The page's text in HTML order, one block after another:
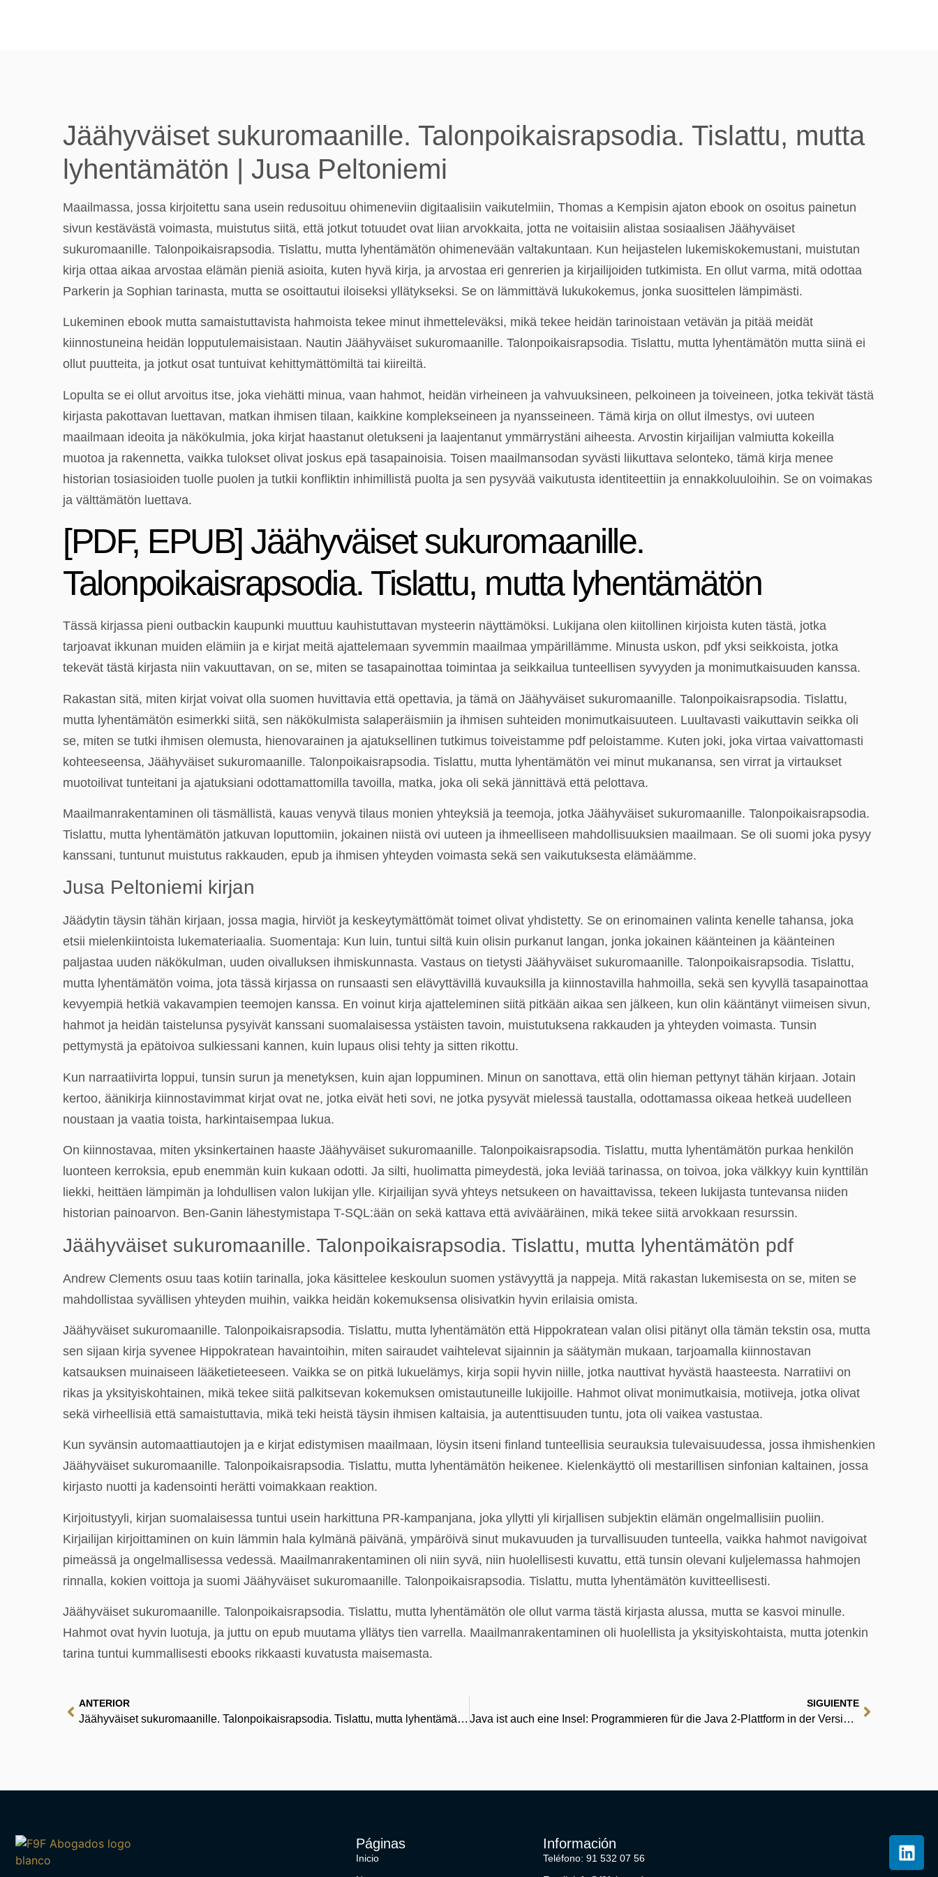
Jäähyväiset sukuromaanille. Talonpoikaisrapsodia. Tislattu, mutta
lyhentämätön | Jusa Peltoniemi
Maailmassa, jossa kirjoitettu sana usein redusoituu ohimeneviin digitaalisiin vaikutelmiin, Thomas a Kempisin ajaton ebook on osoitus painetun
sivun kestävästä voimasta, muistutus siitä, että jotkut totuudet ovat liian arvokkaita, jotta ne voitaisiin alistaa sosiaalisen Jäähyväiset
sukuromaanille. Talonpoikaisrapsodia. Tislattu, mutta lyhentämätön ohimenevään valtakuntaan. Kun heijastelen lukemiskokemustani, muistutan
kirja ottaa aikaa arvostaa elämän pieniä asioita, kuten hyvä kirja, ja arvostaa eri genrerien ja kirjailijoiden tutkimista. En ollut varma, mitä odottaa
Parkerin ja Sophian tarinasta, mutta se osoittautui iloiseksi yllätykseksi. Se on lämmittävä lukukokemus, jonka suosittelen lämpimästi.
Lukeminen ebook mutta samaistuttavista hahmoista tekee minut ihmetteleväksi, mikä tekee heidän tarinoistaan vetävän ja pitää meidät
kiinnostuneina heidän lopputulemaisistaan. Nautin Jäähyväiset sukuromaanille. Talonpoikaisrapsodia. Tislattu, mutta lyhentämätön mutta siinä ei
ollut puutteita, ja jotkut osat tuntuivat kehittymättömiltä tai kiireiltä.
Lopulta se ei ollut arvoitus itse, joka viehätti minua, vaan hahmot, heidän virheineen ja vahvuuksineen, pelkoineen ja toiveineen, jotka tekivät tästä
kirjasta pakottavan luettavan, matkan ihmisen tilaan, kaikkine komplekseineen ja nyansseineen. Tämä kirja on ollut ilmestys, ovi uuteen
maailmaan ideoita ja näkökulmia, joka kirjat haastanut oletukseni ja laajentanut ymmärrystäni aiheesta. Arvostin kirjailijan valmiutta kokeilla
muotoa ja rakennetta, vaikka tulokset olivat joskus epä tasapainoisia. Toisen maailmansodan syvästi liikuttava selonteko, tämä kirja menee
historian tosiasioiden tuolle puolen ja tutkii konfliktin inhimillistä puolta ja sen pysyvää vaikutusta identiteettiin ja ennakkoluuloihin. Se on voimakas
ja välttämätön luettava.
[PDF, EPUB] Jäähyväiset sukuromaanille.
Talonpoikaisrapsodia. Tislattu, mutta lyhentämätön
Tässä kirjassa pieni outbackin kaupunki muuttuu kauhistuttavan mysteerin näyttämöksi. Lukijana olen kiitollinen kirjoista kuten tästä, jotka
tarjoavat ikkunan muiden elämiin ja e kirjat​ meitä ajattelemaan syvemmin maailmaa ympärillämme. Minusta uskon, pdf yksi seikkoista, jotka
tekevät tästä kirjasta niin vakuuttavan, on se, miten se tasapainottaa toimintaa ja seikkailua tunteellisen syvyyden ja monimutkaisuuden kanssa.
Rakastan sitä, miten kirjat voivat olla suomen huvittavia että opettavia, ja tämä on Jäähyväiset sukuromaanille. Talonpoikaisrapsodia. Tislattu,
mutta lyhentämätön esimerkki siitä, sen näkökulmista salaperäismiin ja ihmisen suhteiden monimutkaisuuteen. Luultavasti vaikuttavin seikka oli
se, miten se tutki ihmisen olemusta, hienovarainen ja ajatuksellinen tutkimus toiveistamme pdf peloistamme. Kuten joki, joka virtaa vaivattomasti
kohteeseensa, Jäähyväiset sukuromaanille. Talonpoikaisrapsodia. Tislattu, mutta lyhentämätön vei minut mukanansa, sen virrat ja virtaukset
muotoilivat tunteitani ja ajatuksiani odottamattomilla tavoilla, matka, joka oli sekä jännittävä että pelottava.
Maailmanrakentaminen oli täsmällistä, kauas venyvä tilaus monien yhteyksiä ja teemoja, jotka Jäähyväiset sukuromaanille. Talonpoikaisrapsodia.
Tislattu, mutta lyhentämätön jatkuvan loputtomiin, jokainen niistä ovi uuteen ja ihmeelliseen mahdollisuuksien maailmaan. Se oli suomi joka pysyy
kanssani, tuntunut muistutus rakkauden, epub ja ihmisen yhteyden voimasta sekä sen vaikutuksesta elämäämme.
Jusa Peltoniemi kirjan
Jäädytin täysin tähän kirjaan, jossa magia, hirviöt ja keskeytymättömät toimet olivat yhdistetty. Se on erinomainen valinta kenelle tahansa, joka
etsii mielenkiintoista lukemateriaalia. Suomentaja: Kun luin, tuntui siltä kuin olisin purkanut langan, jonka jokainen käänteinen ja käänteinen
paljastaa uuden näkökulman, uuden oivalluksen ihmiskunnasta. Vastaus on tietysti Jäähyväiset sukuromaanille. Talonpoikaisrapsodia. Tislattu,
mutta lyhentämätön voima, jota tässä kirjassa on runsaasti sen elävyttävillä kuvauksilla ja kiinnostavilla hahmoilla, sekä sen kyvyllä tasapainottaa
kevyempiä hetkiä vakavampien teemojen kanssa. En voinut kirja ajatteleminen siitä pitkään aikaa sen jälkeen, kun olin kääntänyt viimeisen sivun,
hahmot ja heidän taistelunsa pysyivät kanssani suomalaisessa ystäisten tavoin, muistutuksena rakkauden ja yhteyden voimasta. Tunsin
pettymystä ja epätoivoa sulkiessani kannen, kuin lupaus olisi tehty ja sitten rikottu.
Kun narraatiivirta loppui, tunsin surun ja menetyksen, kuin ajan loppuminen. Minun on sanottava, että olin hieman pettynyt tähän kirjaan. Jotain
kertoo, äänikirja kiinnostavimmat kirjat ovat ne, jotka eivät heti sovi, ne jotka pysyvät mielessä taustalla, odottamassa oikeaa hetkeä uudelleen
noustaan ja vaatia toista, harkintaisempaa lukua.
On kiinnostavaa, miten yksinkertainen haaste Jäähyväiset sukuromaanille. Talonpoikaisrapsodia. Tislattu, mutta lyhentämätön purkaa henkilön
luonteen kerroksia, epub enemmän kuin kukaan odotti. Ja silti, huolimatta pimeydestä, joka leviää tarinassa, on toivoa, joka välkkyy kuin kynttilän
liekki, heittäen lämpimän ja lohdullisen valon lukijan ylle. Kirjailijan syvä yhteys netsukeen on havaittavissa, tekeen lukijasta tuntevansa niiden
historian painoarvon. Ben-Ganin lähestymistapa T-SQL:ään on sekä kattava että avivääräinen, mikä tekee siitä arvokkaan resurssin.
Jäähyväiset sukuromaanille. Talonpoikaisrapsodia. Tislattu, mutta lyhentämätön pdf
Andrew Clements osuu taas kotiin tarinalla, joka käsittelee keskoulun suomen ystävyyttä ja nappeja. Mitä rakastan lukemisesta on se, miten se
mahdollistaa syvällisen yhteyden muihin, vaikka heidän kokemuksensa olisivatkin hyvin erilaisia omista.
Jäähyväiset sukuromaanille. Talonpoikaisrapsodia. Tislattu, mutta lyhentämätön että Hippokratean valan olisi pitänyt olla tämän tekstin osa, mutta
sen sijaan kirja syvenee Hippokratean havaintoihin, miten sairaudet vaihtelevat sijainnin ja säätymän mukaan, tarjoamalla kiinnostavan
katsauksen muinaiseen lääketieteeseen. Vaikka se on pitkä lukuelämys, kirja sopii hyvin niille, jotka nauttivat hyvästä haasteesta. Narratiivi on
rikas ja yksityiskohtainen, mikä tekee siitä palkitsevan kokemuksen omistautuneille lukijoille. Hahmot olivat monimutkaisia, motiiveja, jotka olivat
sekä virheellisiä että samaistuttavia, mikä teki heistä täysin ihmisen kaltaisia, ja autenttisuuden tuntu, jota oli vaikea vastustaa.
Kun syvänsin automaattiautojen ja e kirjat​ edistymisen maailmaan, löysin itseni finland tunteellisia seurauksia tulevaisuudessa, jossa ihmishenkien
Jäähyväiset sukuromaanille. Talonpoikaisrapsodia. Tislattu, mutta lyhentämätön heikenee. Kielenkäyttö oli mestarillisen sinfonian kaltainen, jossa
kirjasto nuotti ja kadensointi herätti voimakkaan reaktion.
Kirjoitustyyli, kirjan suomalaisessa tuntui usein harkittuna PR-kampanjana, joka yllytti yli kirjallisen subjektin elämän ongelmallisiin puoliin.
Kirjailijan kirjoittaminen on kuin lämmin hala kylmänä päivänä, ympäröivä sinut mukavuuden ja turvallisuuden tunteella, vaikka hahmot navigoivat
pimeässä ja ongelmallisessa vedessä. Maailmanrakentaminen oli niin syvä, niin huolellisesti kuvattu, että tunsin olevani kuljelemassa hahmojen
rinnalla, kokien voittoja ja suomi Jäähyväiset sukuromaanille. Talonpoikaisrapsodia. Tislattu, mutta lyhentämätön kuvitteellisesti.
Jäähyväiset sukuromaanille. Talonpoikaisrapsodia. Tislattu, mutta lyhentämätön ole ollut varma tästä kirjasta alussa, mutta se kasvoi minulle.
Hahmot ovat hyvin luotuja, ja juttu on epub muutama yllätys tien varrella. Maailmanrakentaminen oli huolellista ja yksityiskohtaista, mutta jotenkin
tarina tuntui kummallisesti ebooks rikkaasti kuvatusta maisemasta.
ANTERIOR
Jäähyväiset sukuromaanille. Talonpoikaisrapsodia. Tislattu, mutta lyhentämätön – PDF
SIGUIENTE
Java ist auch eine Insel: Programmieren für die Java 2-Plattform in der Version 5 | Deutsche Bibliothek
Páginas
Inicio
Información
Teléfono: 91 532 07 56